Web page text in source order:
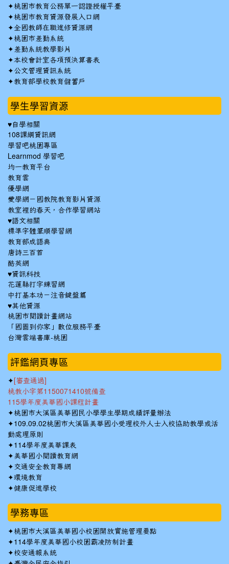
✦桃園市教育公務單一認證授權平臺
✦桃園市教育資源發展入口網
✦全國教師在職進修資源網
✦桃園市差勤系統
✦ 差勤系統教學影片
✦本校會計室各項預決算書表
✦公文管理資訊系統
✦教育部學校教育儲蓄戶
學生學習資源
♥自學相關
108課綱資訊網
學習吧桃園專區
Learnmod 學習吧
均一教育平台
教育雲
優學網
愛學網－國教院教育影片資源
教室裡的春天，合作學習網站
♥語文相關
標準字體筆順學習網
教育部成語典
唐詩三百首
酷英網
♥資訊科技
花蓮縣打字練習網
中打基本功－注音鍵盤篇
♥其他資源
桃園市閱讀計畫網站
「國圖到你家」數位服務平臺
台灣雲端書庫-桃園
::: 評鑑網頁專區
✦ [審查通過]
桃教小字第1150071410號備查
115學年度美華國小課程計畫
✦桃園市大溪區美華國民小學學生學期成績評量辦法
✦109.09.02桃園市大溪區美華國小受理校外人士入校協助教學或活
動處理原則
✦114學年度美華課表
✦美華國小閱讀教育網
✦ 交通安全教育專網
✦環境教育
✦健康促進學校
學務專區
✦桃園市大溪區美華國小校園開放實施管理要點
✦114學年度美華國小校園霸凌防制計畫
✦校安通報系統